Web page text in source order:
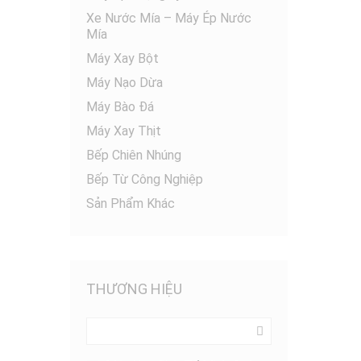
Xe Nước Mía – Máy Ép Nước
Mía
Máy Xay Bột
Máy Nạo Dừa
Máy Bào Đá
Máy Xay Thịt
Bếp Chiên Nhúng
Bếp Từ Công Nghiệp
Sản Phẩm Khác
THƯƠNG HIỆU